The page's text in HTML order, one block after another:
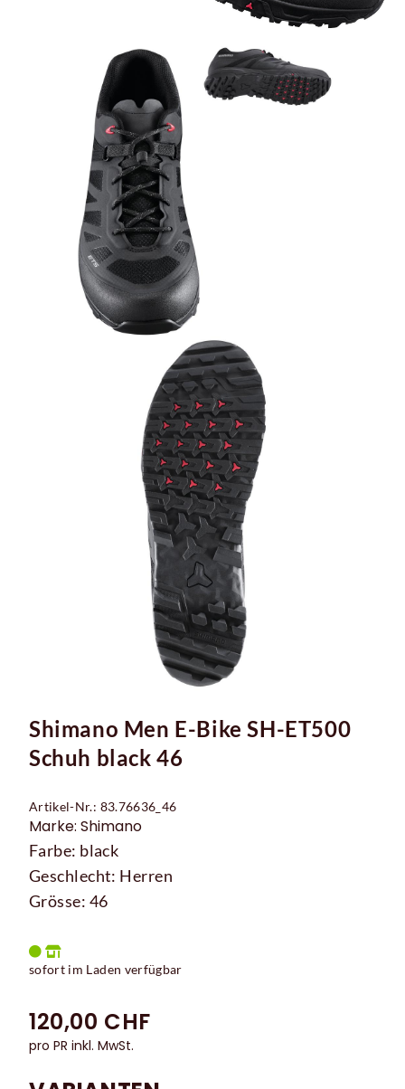
Shimano Men E-Bike SH-ET500
Schuh black 46
Artikel-Nr.: 83.76636_46
Marke: Shimano
Farbe: black
Geschlecht: Herren
Grösse: 46
sofort im Laden verfügbar
120,00 CHF
pro PR inkl. MwSt.